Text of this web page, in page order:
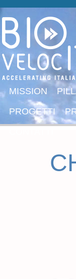
MISSION
PROGETTI